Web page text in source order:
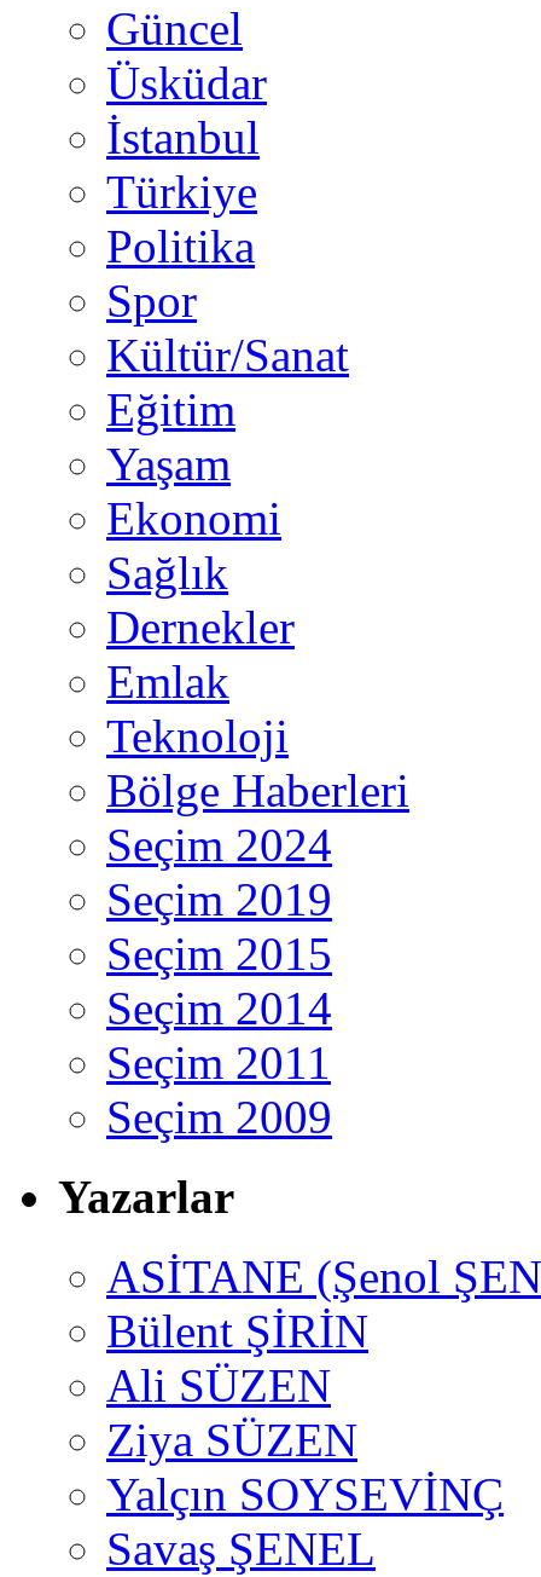
Güncel
Üsküdar
İstanbul
Türkiye
Politika
Spor
Kültür/Sanat
Eğitim
Yaşam
Ekonomi
Sağlık
Dernekler
Emlak
Teknoloji
Bölge Haberleri
Seçim 2024
Seçim 2019
Seçim 2015
Seçim 2014
Seçim 2011
Seçim 2009
Yazarlar
ASİTANE (Şenol
Bülent ŞİRİN
Ali SÜZEN
Ziya SÜZEN
Yalçın SOYSEVİNÇ
Savaş ŞENEL